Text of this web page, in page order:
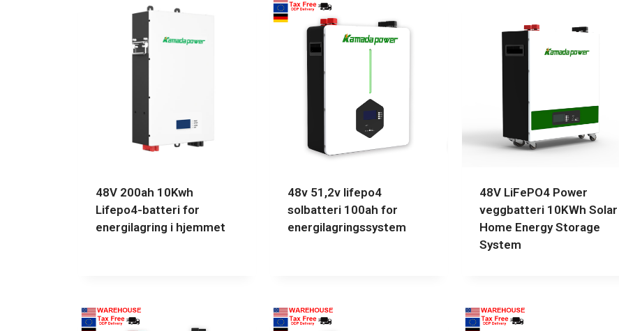
48V 200ah 10Kwh
Lifepo4-batteri for
energilagring i hjemmet
48v 51,2v lifepo4
solbatteri 100ah for
energilagringssystem
48V LiFePO4 Power
veggbatteri 10KWh Solar
Home Energy Storage
System